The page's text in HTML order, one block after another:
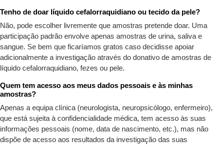
Tenho de doar líquido cefalorraquidiano ou tecido da pele?
Não, pode escolher livremente que amostras pretende doar. Uma
participação padrão envolve apenas amostras de urina, saliva e
sangue. Se bem que ficaríamos gratos caso decidisse apoiar
adicionalmente a investigação através do donativo de amostras de
líquido cefalorraquidiano, fezes ou pele.
Quem tem acesso aos meus dados pessoais e às minhas
amostras?
Apenas a equipa clínica (neurologista, neuropsicólogo, enfermeiro),
que está sujeita à confidencialidade médica, tem acesso às suas
informações pessoais (nome, data de nascimento, etc.), mas não
dispõe de acesso aos resultados da investigação das suas